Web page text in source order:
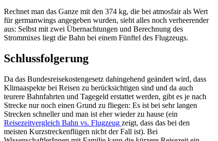
Rechnet man das Ganze mit den 374 kg, die bei atmosfair als Wert
für germanwings angegeben wurden, sieht alles noch verheerender
aus: Selbst mit zwei Übernachtungen und Berechnung des
Strommixes liegt die Bahn bei einem Fünftel des Flugzeugs.
Schlussfolgerung
Da das Bundesreisekostengesetz dahingehend geändert wird, dass
Klimaaspekte bei Reisen zu berücksichtigen sind und da auch
teurere Bahnfahrten und Tagegeld erstattet werden, gibt es je nach
Strecke nur noch einen Grund zu fliegen: Es ist bei sehr langen
Strecken schneller und man ist eher wieder zu hause (ein
Reisezeitvergleich Bahn vs. Flugzeug zeigt, dass das bei den
meisten Kurzstreckenflügen nicht der Fall ist). Bei